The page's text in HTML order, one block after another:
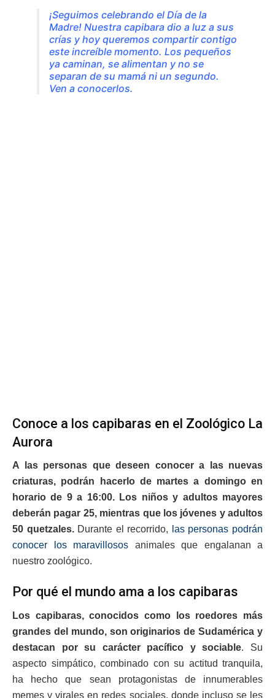
¡Seguimos celebrando el Día de la
Madre! Nuestra capibara dio a luz a sus
crías y hoy queremos compartir contigo
este increíble momento. Los pequeños
ya caminan, se alimentan y no se
separan de su mamá ni un segundo.
Ven a conocerlos.
Conoce a los capibaras en el Zoológico La
Aurora
A las personas que deseen conocer a las nuevas
criaturas, podrán hacerlo de martes a domingo en
horario de 9 a 16:00. Los niños y adultos mayores
deberán pagar 25, mientras que los jóvenes y adultos
50 quetzales. Durante el recorrido,
las personas podrán
conocer los maravillosos animales que engalanan a
nuestro zoológico.
Por qué el mundo ama a los capibaras
Los capibaras, conocidos como los roedores más
grandes del mundo, son originarios de Sudamérica y
destacan por su carácter pacífico y sociable. Su
aspecto simpático, combinado con su actitud tranquila,
ha hecho que sean protagonistas de innumerables
memes y virales en redes sociales, donde incluso se les